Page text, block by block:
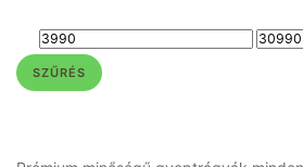
SZŰRÉS